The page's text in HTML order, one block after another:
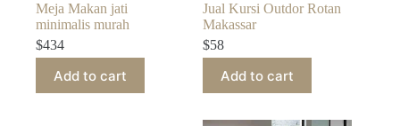
Meja Makan jati
minimalis murah
$434
Add to cart
Jual Kursi Outdor Rotan
Makassar
$58
Add to cart